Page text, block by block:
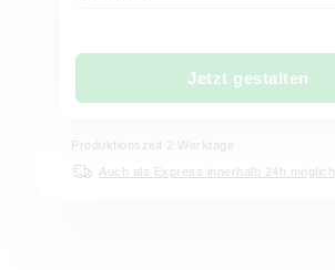
Jetzt gestalten
Produktionszeit 2 Werktage
Auch als Express innerhalb 24h möglich